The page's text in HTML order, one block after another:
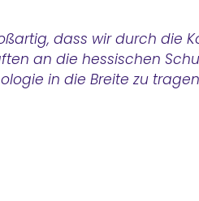
dass wir durch die
an die hessischen
in die Breite zu